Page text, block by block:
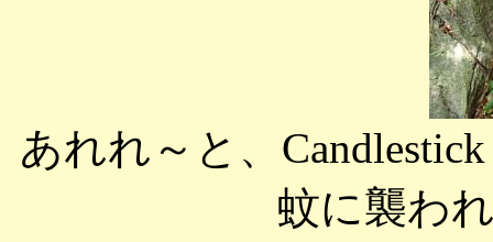
あれれ～と、
蚊に襲わ